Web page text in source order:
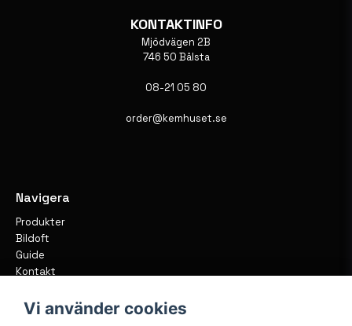
Navigera
Produkter
Bildoft
Guide
Kontakt
KONTAKTINFO
Mjödvägen 2B
746 50 Bålsta
08-21 05 80
order@kemhuset.se
Vi använder cookies